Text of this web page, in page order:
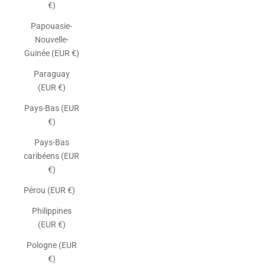
€)
Papouasie-
Nouvelle-
Guinée (EUR €)
Paraguay
(EUR €)
Pays-Bas (EUR
€)
Pays-Bas
caribéens (EUR
€)
Pérou (EUR €)
Philippines
(EUR €)
Pologne (EUR
€)